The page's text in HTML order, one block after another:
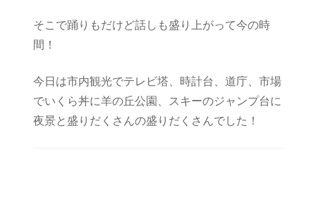
そこで踊りもだけど話しも盛り上がって今の時
間！
今日は市内観光でテレビ塔、時計台、道庁、市場
でいくら丼に羊の丘公園、スキーのジャンプ台に
夜景と盛りだくさんの盛りだくさんでした！